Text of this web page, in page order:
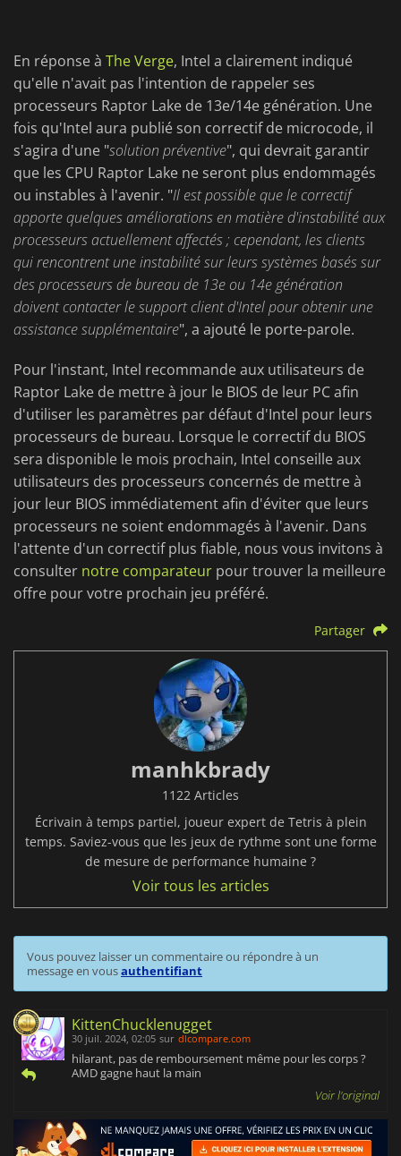
En réponse à The Verge, Intel a clairement indiqué
qu'elle n'avait pas l'intention de rappeler ses
processeurs Raptor Lake de 13e/14e génération. Une
fois qu'Intel aura publié son correctif de microcode, il
s'agira d'une "solution préventive", qui devrait garantir
que les CPU Raptor Lake ne seront plus endommagés
ou instables à l'avenir. "Il est possible que le correctif
apporte quelques améliorations en matière d'instabilité aux
processeurs actuellement affectés ; cependant, les clients
qui rencontrent une instabilité sur leurs systèmes basés sur
des processeurs de bureau de 13e ou 14e génération
doivent contacter le support client d'Intel pour obtenir une
assistance supplémentaire", a ajouté le porte-parole.
Pour l'instant, Intel recommande aux utilisateurs de
Raptor Lake de mettre à jour le BIOS de leur PC afin
d'utiliser les paramètres par défaut d'Intel pour leurs
processeurs de bureau. Lorsque le correctif du BIOS
sera disponible le mois prochain, Intel conseille aux
utilisateurs des processeurs concernés de mettre à
jour leur BIOS immédiatement afin d'éviter que leurs
processeurs ne soient endommagés à l'avenir. Dans
l'attente d'un correctif plus fiable, nous vous invitons à
consulter notre comparateur pour trouver la meilleure
offre pour votre prochain jeu préféré.
Partager
manhkbrady
1122 Articles
Écrivain à temps partiel, joueur expert de Tetris à plein
temps. Saviez-vous que les jeux de rythme sont une forme
de mesure de performance humaine ?
Voir tous les articles
Vous pouvez laisser un commentaire ou répondre à un
message en vousauthentifiant
KittenChucklenugget
30 juil. 2024, 02:05 sur dlcompare.com
hilarant, pas de remboursement même pour les corps ?
AMD gagne haut la main
Voir l'original